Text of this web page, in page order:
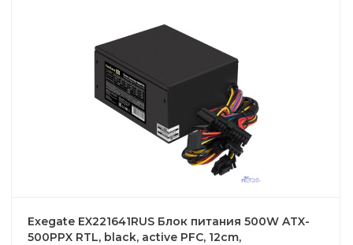
Exegate EX221641RUS Блок питания 500W ATX-
500PPX RTL, black, active PFC, 12cm,